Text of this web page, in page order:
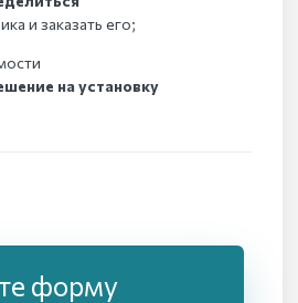
и заказать его;
на установку
форму